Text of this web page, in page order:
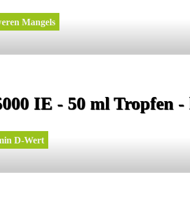
Mangels
IE - 50 ml Tropfen -
D-Wert